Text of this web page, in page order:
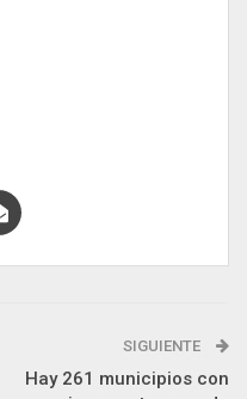
SIGUIENTE
Hay 261 municipios con